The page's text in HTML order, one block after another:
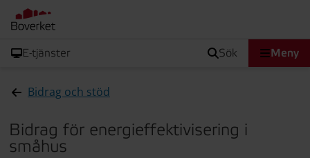
E-tjänster sök Meny
Bidrag och stöd
Bidrag för energieffektivisering i
småhus